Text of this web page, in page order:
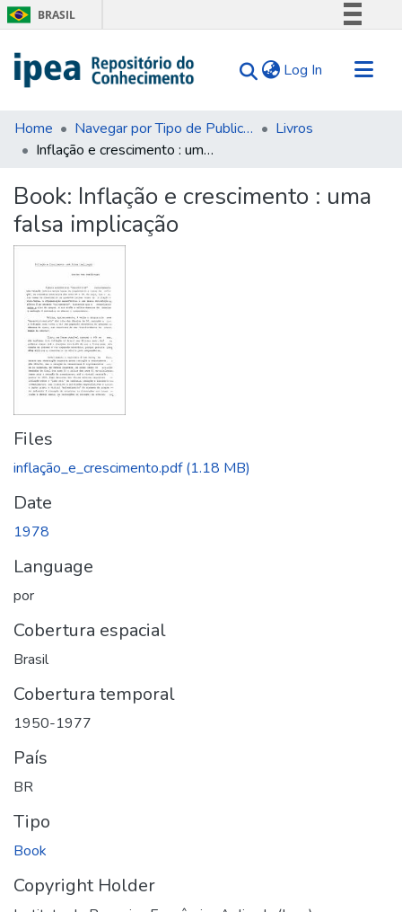
BRASIL
Comunica BR
Acesso à informação
Log In (current)
Communities & Collections
Search for
Statistics
Tips
Home Navegar por Tipo de Publicação
Livros
Inflação e crescimento : uma falsa implicação
Book: Inflação e crescimento : uma
falsa implicação
Files
inflação_e_crescimento.pdf(1.18 MB)
Date
1978
Language
por
Cobertura espacial
Brasil
Cobertura temporal
1950-1977
País
BR
Tipo
Book
Copyright Holder